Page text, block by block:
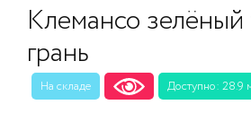
Клемансо
грань
На складе Доступно: 28.9